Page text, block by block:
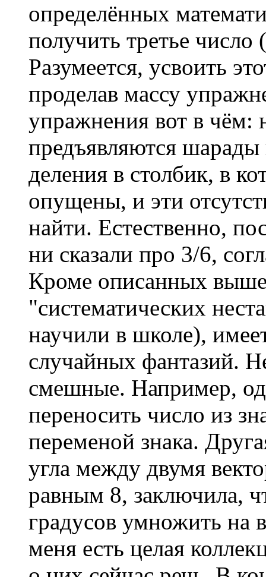
определённых
получить третье число
Разумеется, усвоить
проделав массу
упражнения вот в чём:
предъявляются
деления в столбик, в
опущены, и эти
найти. Естественно,
ни сказали про 3/6,
Кроме описанных выше,
"систематических
научили в школе),
случайных фантазий.
смешные. Например,
переносить число из
переменой знака.
угла между двумя
равным 8, заключила,
градусов умножить на
меня есть целая